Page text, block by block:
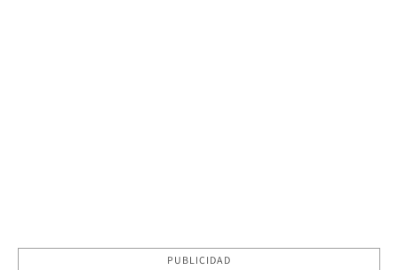
PUBLICIDAD